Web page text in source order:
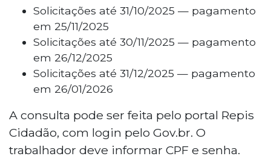
Solicitações até 31/10/2025 — pagamento
em 25/11/2025
Solicitações até 30/11/2025 — pagamento
em 26/12/2025
Solicitações até 31/12/2025 — pagamento
em 26/01/2026
A consulta pode ser feita pelo portal Repis
Cidadão, com login pelo Gov.br. O
trabalhador deve informar CPF e senha.